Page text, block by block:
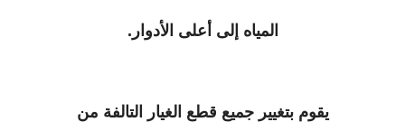
المياه إلى أعلى الأدوار.
يقوم بتغيير جميع قطع الغيار التالفة من